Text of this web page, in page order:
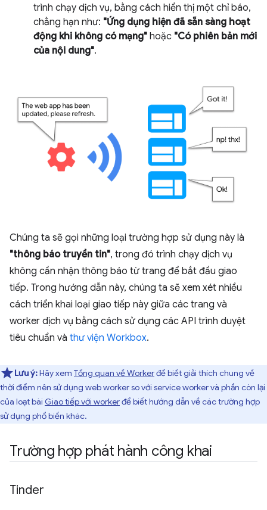
trình chạy dịch vụ, bằng cách hiển thị một chỉ báo,
chẳng hạn như: "Ứng dụng hiện đã sẵn sàng hoạt
động khi không có mạng" hoặc "Có phiên bản mới
của nội dung".
Chúng ta sẽ gọi những loại trường hợp sử dụng này là
"thông báo truyền tin", trong đó trình chạy dịch vụ
không cần nhận thông báo từ trang để bắt đầu giao
tiếp. Trong hướng dẫn này, chúng ta sẽ xem xét nhiều
cách triển khai loại giao tiếp này giữa các trang và
worker dịch vụ bằng cách sử dụng các API trình duyệt
tiêu chuẩn và thư viện Workbox.
Lưu ý:Hãy xem Tổng quan về Workerđể biết giải thích chung về
thời điểm nên sử dụng web worker so với service worker và phần còn lại
của loạt bài Giao tiếp với workerđể biết hướng dẫn về các trường hợp
sử dụng phổ biến khác.
Trường hợp phát hành công khai
Tinder